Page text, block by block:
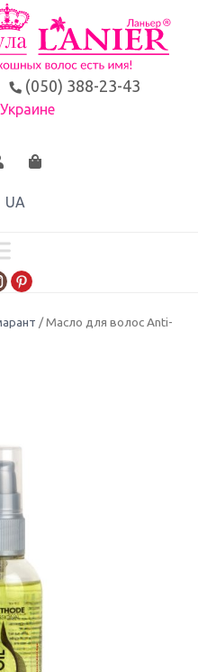
(050) 388-23-43
UA
/ Масло для волос Anti-